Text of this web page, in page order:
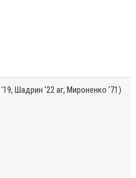
Шадрин '22 аг, Мироненко '71)